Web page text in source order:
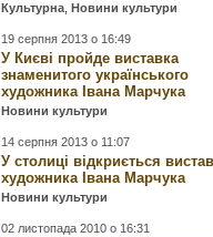
Культурна ,Новини культури
19 серпня 2013 о 16:49
У Києві пройде виставка
знаменитого українського
художника Івана Марчука
Новини культури
14 серпня 2013 о 11:07
У столиці відкриється
художника Івана Марчука
Новини культури
02 листопада 2010 о 16:31